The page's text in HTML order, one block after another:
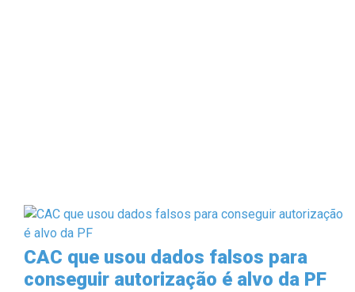
CAC que usou dados falsos para
conseguir autorização é alvo da PF